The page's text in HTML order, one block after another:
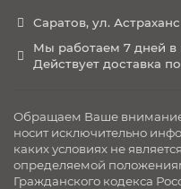
Саратов, ул.
Мы работаем 7 дней в
Действует доставка
Обращаем Ваше внимание
носит исключительно
каких условиях не
определяемой
Гражданского кодекса